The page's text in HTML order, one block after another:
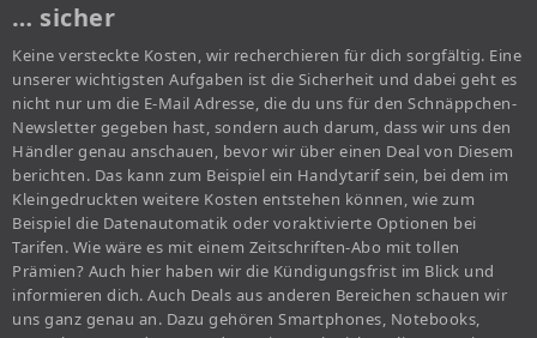
… sicher
Keine versteckte Kosten, wir recherchieren für dich sorgfältig. Eine
unserer wichtigsten Aufgaben ist die Sicherheit und dabei geht es
nicht nur um die E-Mail Adresse, die du uns für den Schnäppchen-
Newsletter gegeben hast, sondern auch darum, dass wir uns den
Händler genau anschauen, bevor wir über einen Deal von Diesem
berichten. Das kann zum Beispiel ein Handytarif sein, bei dem im
Kleingedruckten weitere Kosten entstehen können, wie zum
Beispiel die Datenautomatik oder voraktivierte Optionen bei
Tarifen. Wie wäre es mit einem Zeitschriften-Abo mit tollen
Prämien? Auch hier haben wir die Kündigungsfrist im Blick und
informieren dich. Auch Deals aus anderen Bereichen schauen wir
uns ganz genau an. Dazu gehören Smartphones, Notebooks,